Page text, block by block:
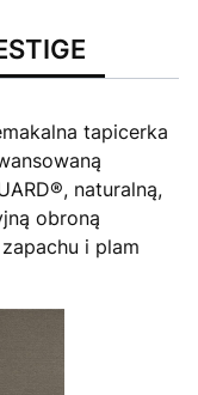
tapicerka
naturalną,
obroną
i plam